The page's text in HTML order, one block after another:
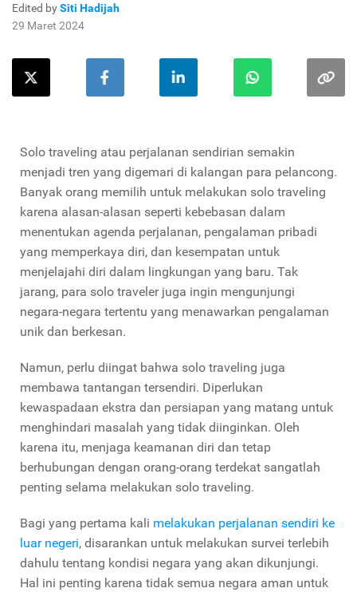
Edited bySiti Hadijah
29 Maret 2024
Solo traveling atau perjalanan sendirian semakin
menjadi tren yang digemari di kalangan para pelancong.
Banyak orang memilih untuk melakukan solo traveling
karena alasan-alasan seperti kebebasan dalam
menentukan agenda perjalanan, pengalaman pribadi
yang memperkaya diri, dan kesempatan untuk
menjelajahi diri dalam lingkungan yang baru. Tak
jarang, para solo traveler juga ingin mengunjungi
negara-negara tertentu yang menawarkan pengalaman
unik dan berkesan.
Namun, perlu diingat bahwa solo traveling juga
membawa tantangan tersendiri. Diperlukan
kewaspadaan ekstra dan persiapan yang matang untuk
menghindari masalah yang tidak diinginkan. Oleh
karena itu, menjaga keamanan diri dan tetap
berhubungan dengan orang-orang terdekat sangatlah
penting selama melakukan solo traveling.
Bagi yang pertama kali melakukan perjalanan sendiri ke
luar negeri, disarankan untuk melakukan survei terlebih
dahulu tentang kondisi negara yang akan dikunjungi.
Hal ini penting karena tidak semua negara aman untuk